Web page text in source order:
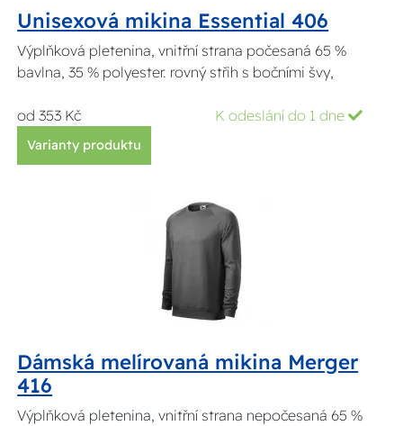
Unisexová mikina Essential 406
Výplňková pletenina, vnitřní strana počesaná 65 %
bavlna, 35 % polyester. rovný střih s bočními švy,
od 353 Kč K odeslání do 1 dne
Varianty produktu
Dámská melírovaná mikina Merger
416
Výplňková pletenina, vnitřní strana nepočesaná 65 %